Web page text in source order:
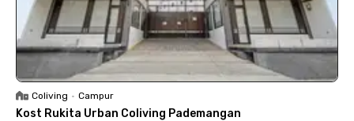
Coliving • Campur
Kost Rukita Urban Coliving Pademangan